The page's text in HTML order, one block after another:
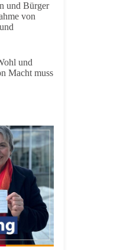
und Bürger
von
und
Macht muss